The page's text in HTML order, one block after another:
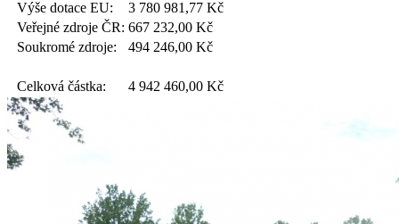
Výše dotace EU: 3 780 981,77 Kč
Veřejné zdroje ČR: 667 232,00 Kč
Soukromé zdroje:
494 246,00 Kč
Celková částka: 4 942 460,00 Kč